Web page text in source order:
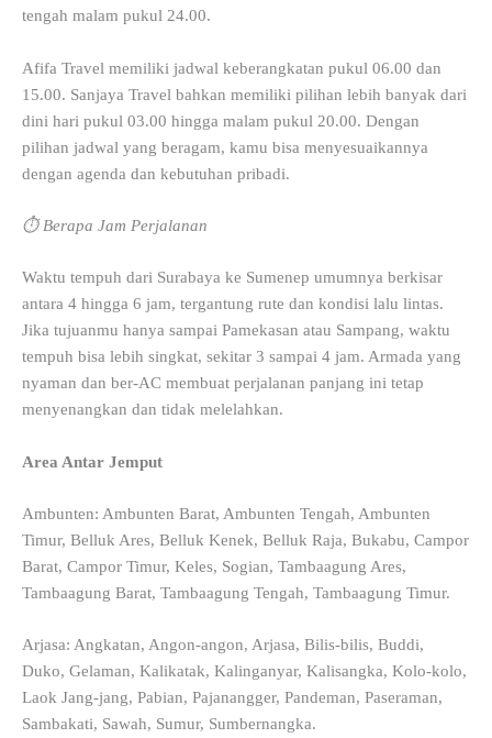
tengah malam pukul 24.00.
Afifa Travel memiliki jadwal keberangkatan pukul 06.00 dan
15.00. Sanjaya Travel bahkan memiliki pilihan lebih banyak dari
dini hari pukul 03.00 hingga malam pukul 20.00. Dengan
pilihan jadwal yang beragam, kamu bisa menyesuaikannya
dengan agenda dan kebutuhan pribadi.
⏱️ Berapa Jam Perjalanan
Waktu tempuh dari Surabaya ke Sumenep umumnya berkisar
antara 4 hingga 6 jam, tergantung rute dan kondisi lalu lintas.
Jika tujuanmu hanya sampai Pamekasan atau Sampang, waktu
tempuh bisa lebih singkat, sekitar 3 sampai 4 jam. Armada yang
nyaman dan ber-AC membuat perjalanan panjang ini tetap
menyenangkan dan tidak melelahkan.
Area Antar Jemput
Ambunten: Ambunten Barat, Ambunten Tengah, Ambunten
Timur, Belluk Ares, Belluk Kenek, Belluk Raja, Bukabu, Campor
Barat, Campor Timur, Keles, Sogian, Tambaagung Ares,
Tambaagung Barat, Tambaagung Tengah, Tambaagung Timur.
Arjasa: Angkatan, Angon-angon, Arjasa, Bilis-bilis, Buddi,
Duko, Gelaman, Kalikatak, Kalinganyar, Kalisangka, Kolo-kolo,
Laok Jang-jang, Pabian, Pajanangger, Pandeman, Paseraman,
Sambakati, Sawah, Sumur, Sumbernangka.